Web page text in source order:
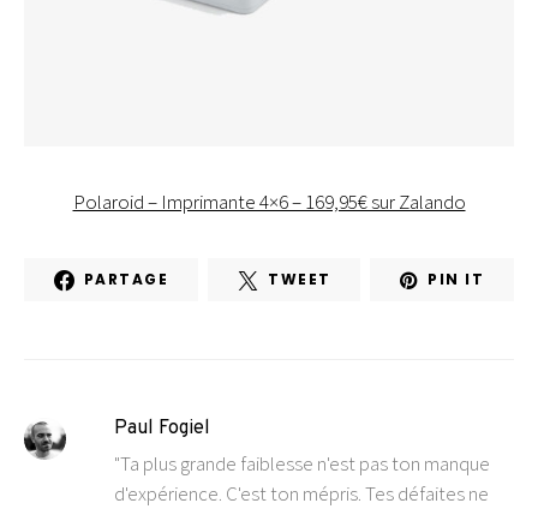
Polaroid – Imprimante 4×6 – 169,95€ sur Zalando
PARTAGE TWEET PIN IT
Paul Fogiel
"Ta plus grande faiblesse n'est pas ton manque
d'expérience. C'est ton mépris. Tes défaites ne